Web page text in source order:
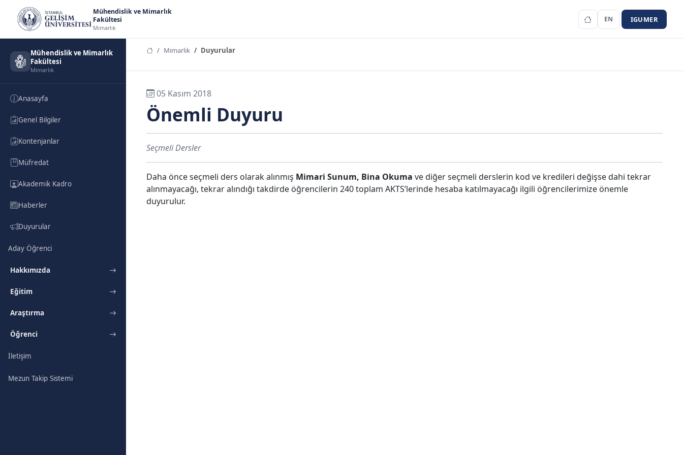
Mühendislik ve Mimarlık
Fakültesi
Mimarlık
EN IGUMER
Mühendislik ve Mimarlık
Fakültesi
Mimarlık
Anasayfa
Genel Bilgiler
Kontenjanlar
Müfredat
Akademik Kadro
Haberler
Duyurular
Aday Öğrenci
Hakkımızda
Eğitim
Araştırma
Öğrenci
İletişim
Mezun Takip Sistemi
Mimarlık Duyurular
05 Kasım 2018
Önemli Duyuru
Seçmeli Dersler
Daha önce seçmeli ders olarak alınmış Mimari Sunum, Bina Okuma ve diğer seçmeli derslerin kod ve kredileri değişse dahi tekrar
alınmayacağı, tekrar alındığı takdirde öğrencilerin 240 toplam AKTS’lerinde hesaba katılmayacağı ilgili öğrencilerimize önemle
duyurulur.